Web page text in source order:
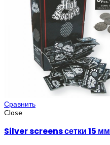
Сравнить
Close
Silver screens сетки 15 мм